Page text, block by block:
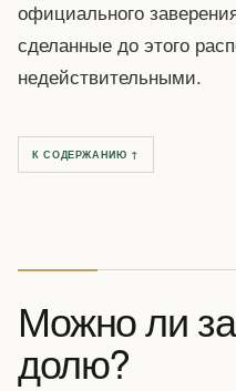
официального
сделанные до этого
недействительными.
К СОДЕРЖАНИЮ ↑
Можно ли
долю?